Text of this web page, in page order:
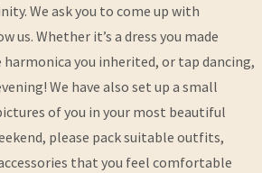
We ask you to come up with
us. Whether it’s a dress you made
you inherited, or tap dancing,
We have also set up a small
of you in your most beautiful
please pack suitable outfits,
that you feel comfortable